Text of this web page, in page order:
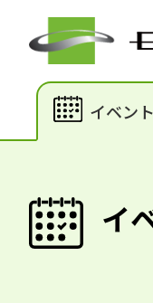
イベン
イ